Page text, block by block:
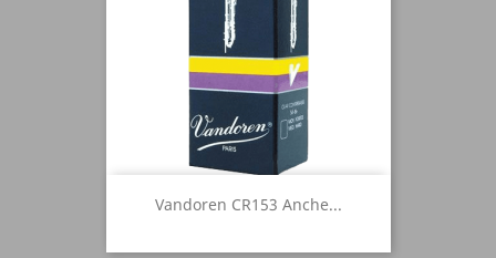
Vandoren CR153 Anche...